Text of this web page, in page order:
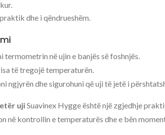
dhe i qëndrueshëm.
termometrin në ujin e banjës së foshnjës.
të tregojë temperaturën.
ngjyrën dhe sigurohuni që uji të jetë i
ujiSuavinex Hygge është një zgjedhje
në kontrollin e temperaturës dhe e bën